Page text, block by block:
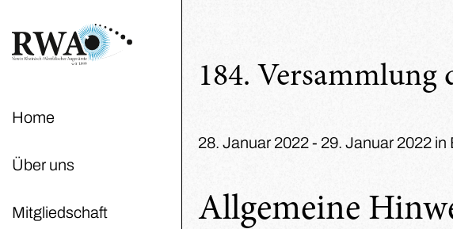
Home
Über uns
Mitgliedschaft
184. Versammlung
28. Januar 2022 - 29. Januar 2022 in
Allgemeine